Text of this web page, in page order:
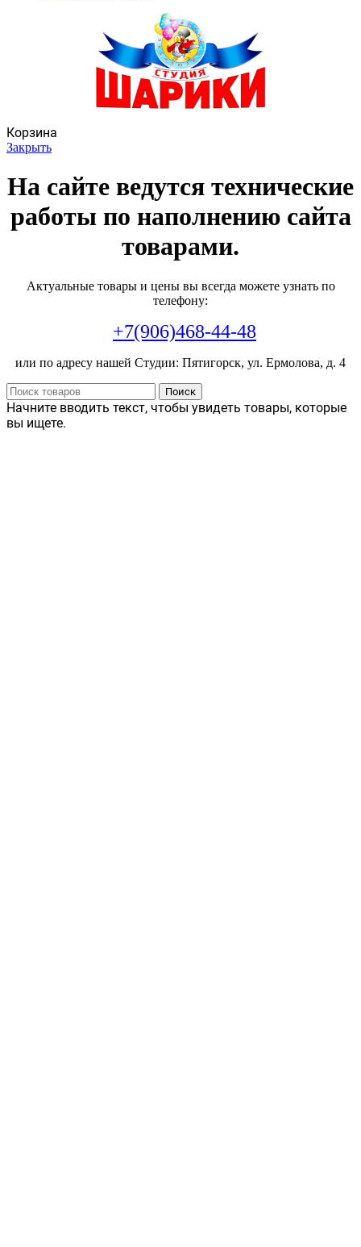
Корзина
Закрыть
На сайте ведутся технические
работы по наполнению сайта
товарами.
Актуальные товары и цены вы всегда можете узнать по
телефону:
+7(906)468-44-48
или по адресу нашей Студии: Пятигорск, ул. Ермолова, д. 4
Поиск
Начните вводить текст, чтобы увидеть товары, которые
вы ищете.